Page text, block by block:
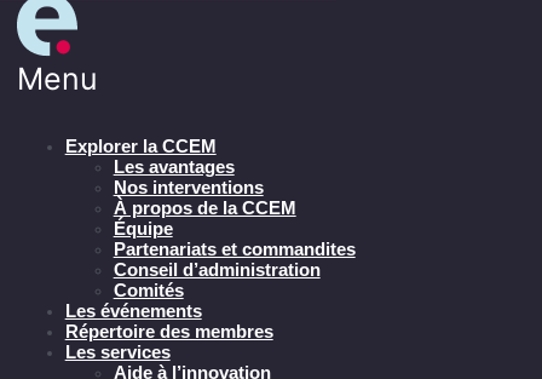
Menu
Explorer la CCEM
Les avantages
Nos interventions
À propos de la CCEM
Équipe
Partenariats et commandites
Conseil d’administration
Comités
Les événements
Répertoire des membres
Les services
Aide à l’innovation